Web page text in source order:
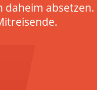
daheim absetzen.